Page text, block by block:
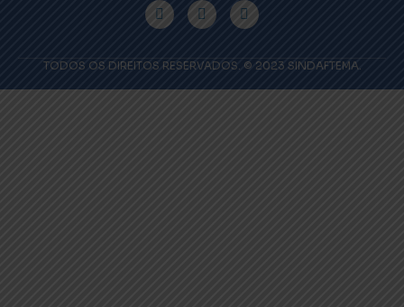
TODOS OS DIREITOS RESERVADOS. © 2023 SINDAFTEMA.